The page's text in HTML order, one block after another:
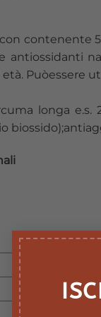
contenente
antiossidanti
Puòessere
longa